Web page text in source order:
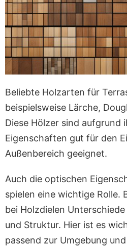
Beliebte Holzarten für
beispielsweise Lärche,
Diese Hölzer sind aufgrund
Eigenschaften gut für den
Außenbereich geeignet.
Auch die optischen
spielen eine wichtige Rolle.
bei Holzdielen
und Struktur. Hier ist es
passend zur Umgebung